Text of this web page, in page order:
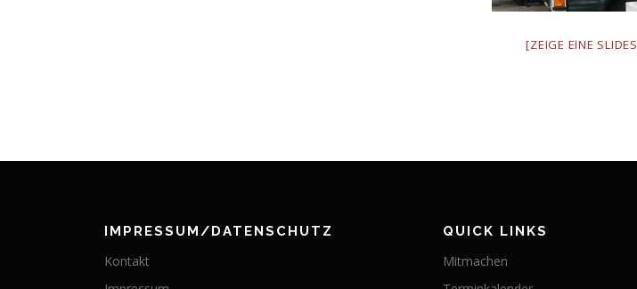
[ZEIGE EINE
IMPRESSUM/DATENSCHUTZ
Kontakt
QUICK LINKS
Mitmachen